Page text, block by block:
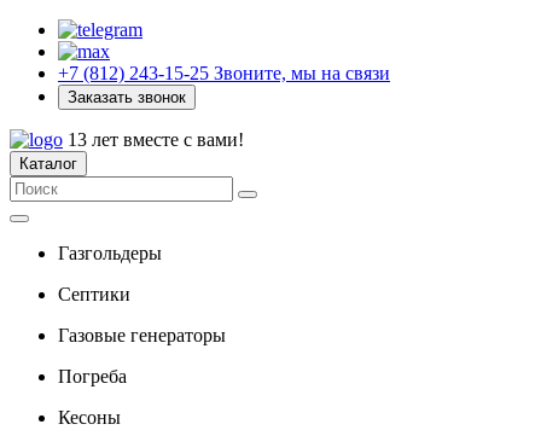
+7 (812) 243-15-25 Звоните, мы на связи
Заказать звонок
13 лет вместе с вами!
Каталог
Газгольдеры
Септики
Газовые генераторы
Погреба
Кесоны